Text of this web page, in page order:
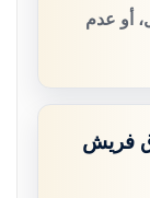
أو عدم
فريش